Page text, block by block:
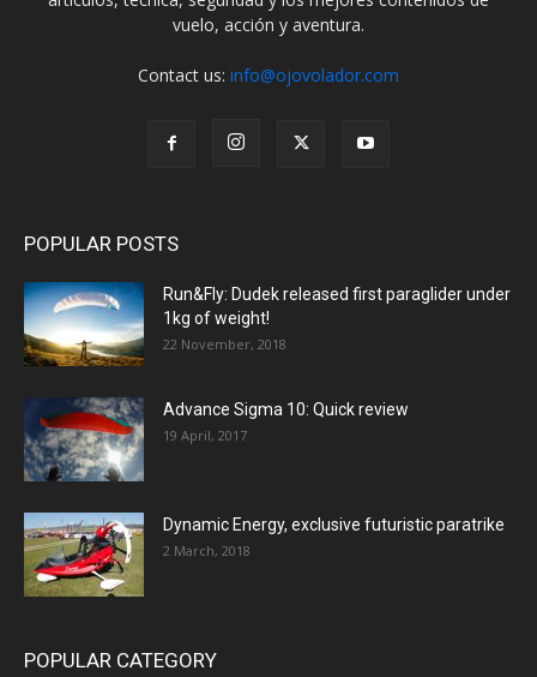
vuelo, acción y aventura.
Contact us: info@ojovolador.com
POPULAR POSTS
Run&Fly: Dudek released first paraglider under
1kg of weight!
22 November, 2018
Advance Sigma 10: Quick review
19 April, 2017
Dynamic Energy, exclusive futuristic paratrike
2 March, 2018
POPULAR CATEGORY